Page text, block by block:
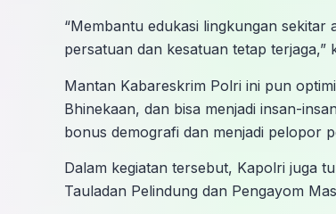
“Membantu edukasi lingkungan
persatuan dan kesatuan tetap terjaga,”
Mantan Kabareskrim Polri ini pun
Bhinekaan, dan bisa menjadi insan-
bonus demografi dan menjadi pelopor
Dalam kegiatan tersebut, Kapolri juga
Tauladan Pelindung dan Pengayom